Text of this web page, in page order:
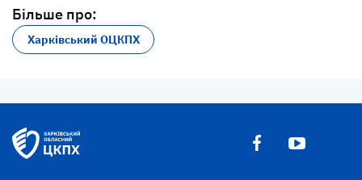
Більше про:
Харківський ОЦКПХ